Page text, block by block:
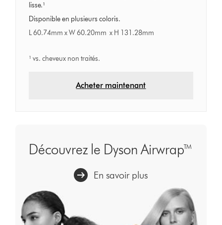
lisse.¹
Disponible en plusieurs coloris.
L 60.74mm x W 60.20mm x H 131.28mm
¹ vs. cheveux non traités.
Acheter maintenant
Découvrez le Dyson Airwrap™
En savoir plus